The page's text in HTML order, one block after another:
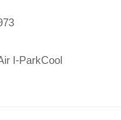
I-ParkCool